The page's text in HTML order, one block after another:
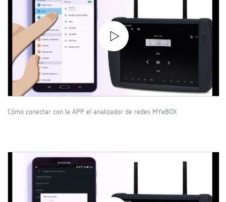
Cómo conectar con la APP el analizador de redes MYeBOX